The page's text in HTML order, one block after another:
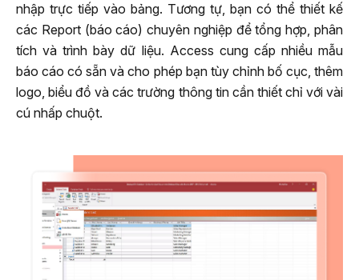
nhập trực tiếp vào bảng. Tương tự, bạn có thể thiết kế
các Report (báo cáo) chuyên nghiệp để tổng hợp, phân
tích và trình bày dữ liệu. Access cung cấp nhiều mẫu
báo cáo có sẵn và cho phép bạn tùy chỉnh bố cục, thêm
logo, biểu đồ và các trường thông tin cần thiết chỉ với vài
cú nhấp chuột.